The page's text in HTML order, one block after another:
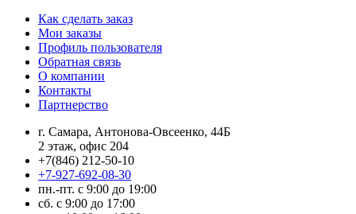
Как сделать заказ
Мои заказы
Профиль пользователя
Обратная связь
О компании
Контакты
Партнерство
г. Самара, Антонова-Овсеенко, 44Б
2 этаж, офис 204
+7(846) 212-50-10
+7-927-692-08-30
пн.-пт. с 9:00 до 19:00
сб. с 9:00 до 17:00